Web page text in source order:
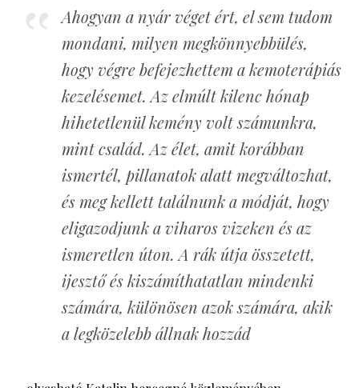
Ahogyan a nyár véget ért, el sem tudom
mondani, milyen megkönnyebbülés,
hogy végre befejezhettem a kemoterápiás
kezelésemet. Az elmúlt kilenc hónap
hihetetlenül kemény volt számunkra,
mint család. Az élet, amit korábban
ismertél, pillanatok alatt megváltozhat,
és meg kellett találnunk a módját, hogy
eligazodjunk a viharos vizeken és az
ismeretlen úton. A rák útja összetett,
ijesztő és kiszámíthatatlan mindenki
számára, különösen azok számára, akik
a legközelebb állnak hozzád